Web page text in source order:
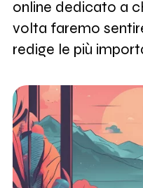
online dedicato a
volta faremo
redige le più